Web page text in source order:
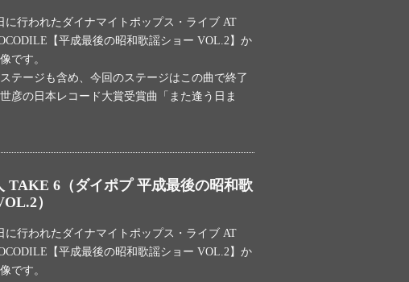
に行われたダイナマイトポップス・ライブ AT
【平成最後の昭和歌謡ショー VOL.2】か
です。
テージも含め、今回のステージはこの曲で終了
彦の日本レコード大賞受賞曲「また逢う日ま
TAKE 6（ダイポプ 平成最後の昭和歌
）
に行われたダイナマイトポップス・ライブ AT
【平成最後の昭和歌謡ショー VOL.2】か
です。